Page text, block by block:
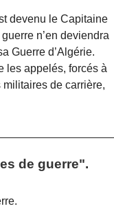
devenu le Capitaine
n’en deviendra
Guerre d’Algérie.
les appelés, forcés à
de carrière,
de guerre".